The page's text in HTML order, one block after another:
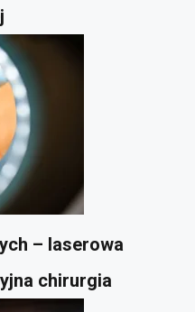
– laserowa
chirurgia